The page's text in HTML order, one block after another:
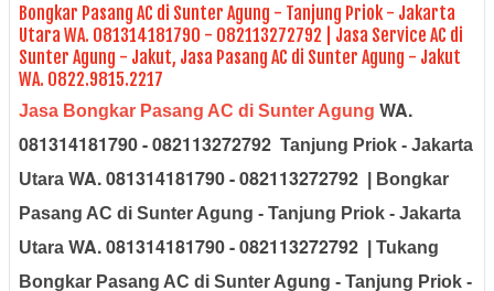
Bongkar Pasang AC di Sunter Agung - Tanjung Priok - Jakarta
Utara WA. 081314181790 - 082113272792 | Jasa Service AC di
Sunter Agung - Jakut, Jasa Pasang AC di Sunter Agung - Jakut
WA. 0822.9815.2217
Jasa Bongkar Pasang AC di Sunter Agung WA.
081314181790 - 082113272792 Tanjung Priok - Jakarta
Utara WA. 081314181790 - 082113272792
| Bongkar
Pasang AC di Sunter Agung - Tanjung Priok - Jakarta
Utara WA. 081314181790 - 082113272792
| Tukang
Bongkar Pasang AC di Sunter Agung - Tanjung Priok -